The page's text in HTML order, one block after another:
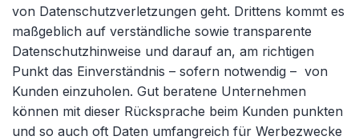
von Datenschutzverletzungen geht. Drittens kommt es
maßgeblich auf verständliche sowie transparente
Datenschutzhinweise und darauf an, am richtigen
Punkt das Einverständnis – sofern notwendig – von
Kunden einzuholen. Gut beratene Unternehmen
können mit dieser Rücksprache beim Kunden punkten
und so auch oft Daten umfangreich für Werbezwecke